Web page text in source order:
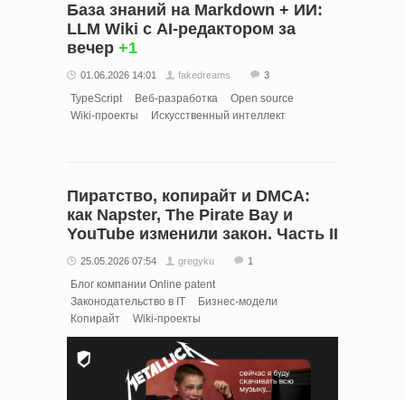
База знаний на Markdown + ИИ:
LLM Wiki с AI-редактором за
вечер +1
01.06.2026 14:01 fakedreams 3
TypeScript Веб-разработка
Open source
Wiki-проекты
Искусственный интеллект
Пиратство, копирайт и DMCA:
как Napster, The Pirate Bay и
YouTube изменили закон. Часть II
25.05.2026 07:54 gregyku 1
Блог компании Online patent
Законодательство в IT
Бизнес-модели
Копирайт
Wiki-проекты